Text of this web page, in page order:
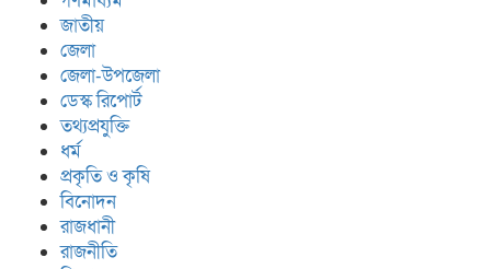
জাতীয়
জেলা
জেলা-উপজেলা
ডেস্ক রিপোর্ট
তথ্যপ্রযুক্তি
ধর্ম
প্রকৃতি ও কৃষি
বিনোদন
রাজধানী
রাজনীতি